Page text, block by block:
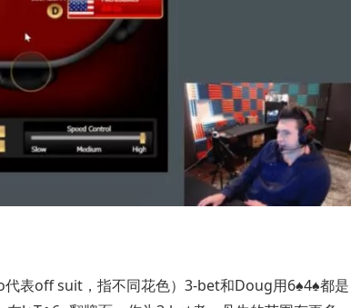
表off suit，指不同花色）3-bet和Doug用6♠4♠都是